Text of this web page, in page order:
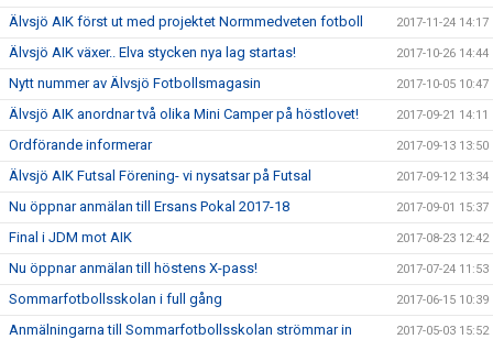
Älvsjö AIK först ut med projektet Normmedveten fotboll 2017-11-24 14:17
Älvsjö AIK växer.. Elva stycken nya lag startas! 2017-10-26 14:44
Nytt nummer av Älvsjö Fotbollsmagasin 2017-10-05 10:47
Älvsjö AIK anordnar två olika Mini Camper på höstlovet! 2017-09-21 14:11
Ordförande informerar 2017-09-13 13:50
Älvsjö AIK Futsal Förening- vi nysatsar på Futsal 2017-09-12 13:34
Nu öppnar anmälan till Ersans Pokal 2017-18 2017-09-01 15:37
Final i JDM mot AIK 2017-08-23 12:42
Nu öppnar anmälan till höstens X-pass! 2017-07-24 11:53
Sommarfotbollsskolan i full gång 2017-06-15 10:39
Anmälningarna till Sommarfotbollsskolan strömmar in 2017-05-03 15:52